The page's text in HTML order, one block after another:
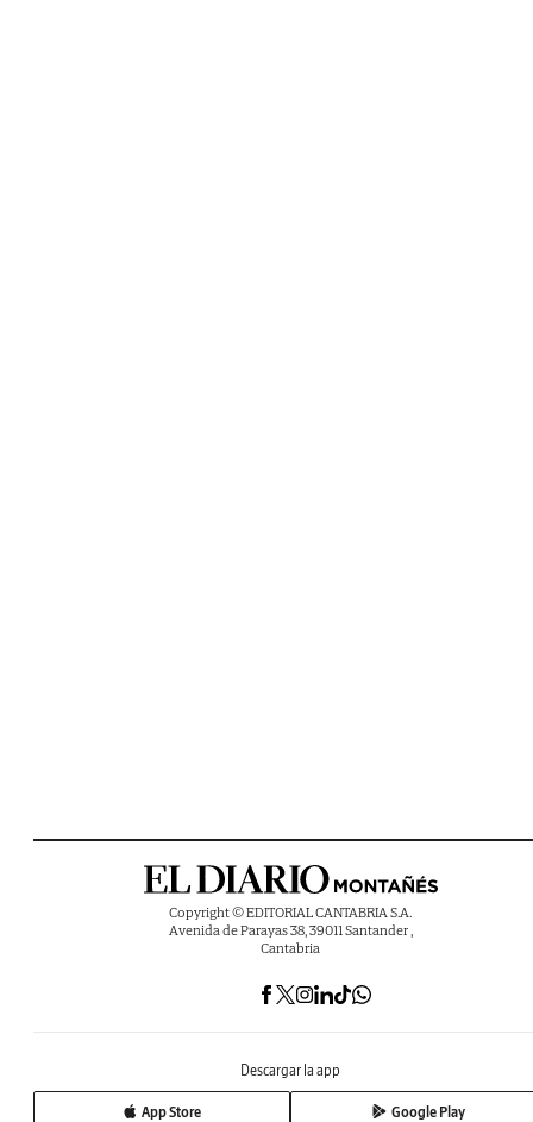
Copyright © EDITORIAL CANTABRIA S.A.
Avenida de Parayas 38, 39011 Santander ,
Cantabria
Descargar la app
App Store Google Play